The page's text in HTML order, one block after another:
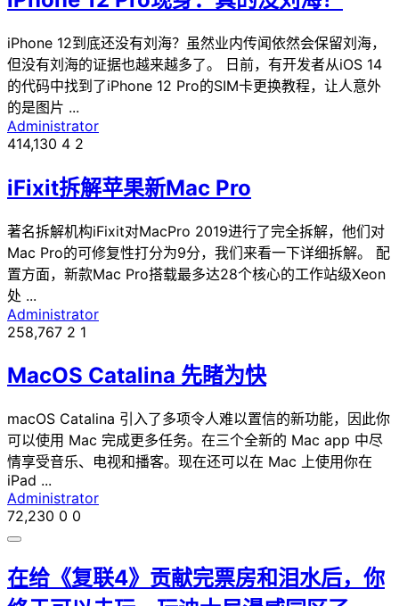
iPhone 12到底还没有刘海？虽然业内传闻依然会保留刘海，
但没有刘海的证据也越来越多了。 日前，有开发者从iOS 14
的代码中找到了iPhone 12 Pro的SIM卡更换教程，让人意外
的是图片 ...
Administrator
414,130 4 2
iFixit拆解苹果新Mac Pro
著名拆解机构iFixit对MacPro 2019进行了完全拆解，他们对
Mac Pro的可修复性打分为9分，我们来看一下详细拆解。 配
置方面，新款Mac Pro搭载最多达28个核心的工作站级Xeon
处 ...
Administrator
258,767 2 1
MacOS Catalina 先睹为快
macOS Catalina 引入了多项令人难以置信的新功能，因此你
可以使用 Mac 完成更多任务。在三个全新的 Mac app 中尽
情享受音乐、电视和播客。现在还可以在 Mac 上使用你在
iPad ...
Administrator
72,230 0 0
在给《复联4》贡献完票房和泪水后，你